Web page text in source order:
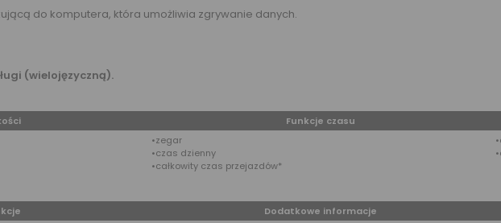
do komputera, która umożliwia zgrywanie danych.
(wielojęzyczną).
Funkcje czasu
•zegar
•czas dzienny
•całkowity czas przejazdów*
Dodatkowe informacje